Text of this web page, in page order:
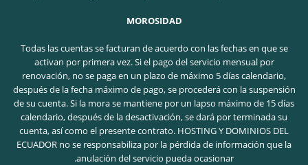
MOROSIDAD
Todas las cuentas se facturan de acuerdo con las fechas en que se
activan por primera vez. Si el pago del servicio mensual por
renovación, no se paga en un plazo de máximo 5 días calendario,
después de la fecha máximo de pago, se procederá con la suspensión
de su cuenta. Si la mora se mantiene por un lapso máximo de 15 días
calendario, después de la desactivación, se dará por terminada su
cuenta, así como el presente contrato. HOSTING Y DOMINIOS DEL
ECUADOR no se responsabiliza por la pérdida de información que la
anulación del servicio pueda ocasionar.